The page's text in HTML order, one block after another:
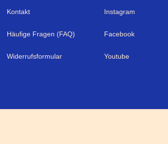
Kontakt
Häufige Fragen (FAQ)
Widerrufsformular
Instagram
Facebook
Youtube